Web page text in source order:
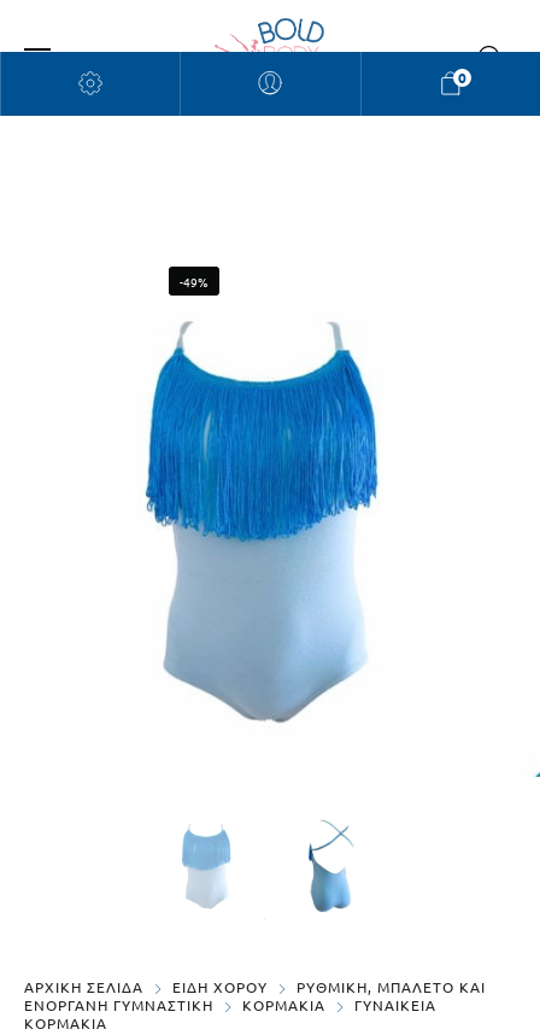
0
-49%
ΑΡΧΙΚΗ ΣΕΛΙΔΑ ΕΙΔΗ ΧΟΡΟΥ
ΡΥΘΜΙΚΗ, ΜΠΑΛΕΤΟ ΚΑΙ
ΕΝΟΡΓΑΝΗ ΓΥΜΝΑΣΤΙΚΗ
ΚΟΡΜΑΚΙΑ
ΓΥΝΑΙΚΕΙΑ
ΚΟΡΜΑΚΙΑ